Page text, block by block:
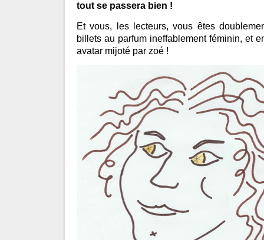
tout se passera bien !
Et vous, les lecteurs, vous êtes
billets au parfum ineffablement féminin, et
avatar mijoté par zoé !